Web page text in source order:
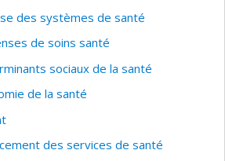
des systèmes de santé
de soins santé
sociaux de la santé
de la santé
des services de santé